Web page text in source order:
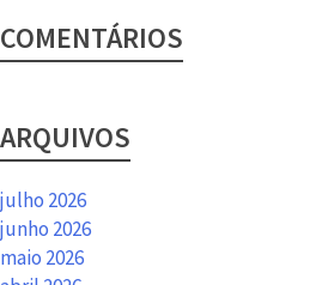
COMENTÁRIOS
ARQUIVOS
julho 2026
junho 2026
maio 2026